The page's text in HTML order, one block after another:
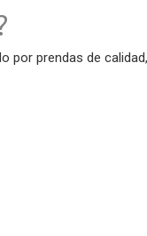
por prendas de